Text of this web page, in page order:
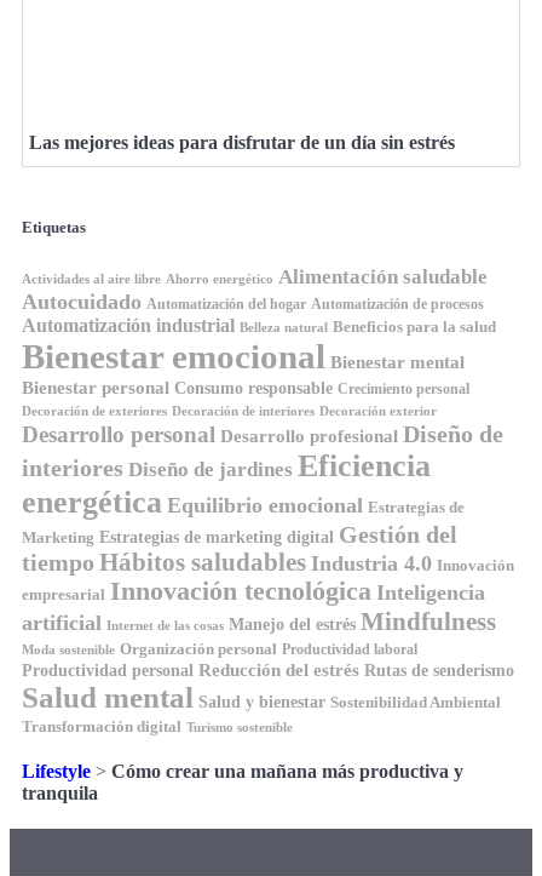
Las mejores ideas para disfrutar de un día sin estrés
Etiquetas
Actividades al aire libre Ahorro energético Alimentación saludable
Autocuidado Automatización del hogar Automatización de procesos
Automatización industrial Belleza natural Beneficios para la salud
Bienestar emocional Bienestar mental
Bienestar personal Consumo responsable Crecimiento personal
Decoración de exteriores Decoración de interiores Decoración exterior
Desarrollo personal Desarrollo profesional Diseño de
interiores Diseño de jardines Eficiencia
energética Equilibrio emocional Estrategias de
Marketing Estrategias de marketing digital Gestión del
tiempo Hábitos saludables Industria 4.0 Innovación
empresarial Innovación tecnológica Inteligencia
artificial Internet de las cosas Manejo del estrés Mindfulness
Moda sostenible Organización personal Productividad laboral
Productividad personal Reducción del estrés Rutas de senderismo
Salud mental Salud y bienestar Sostenibilidad Ambiental
Transformación digital Turismo sostenible
Lifestyle > Cómo crear una mañana más productiva y
tranquila